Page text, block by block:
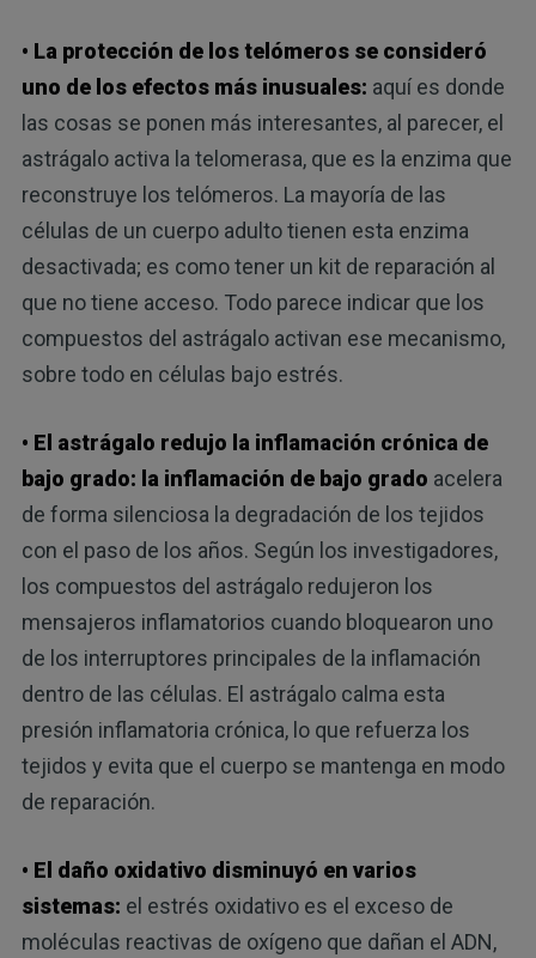
• La protección de los telómeros se consideró
uno de los efectos más inusuales: aquí es donde
las cosas se ponen más interesantes, al parecer, el
astrágalo activa la telomerasa, que es la enzima que
reconstruye los telómeros. La mayoría de las
células de un cuerpo adulto tienen esta enzima
desactivada; es como tener un kit de reparación al
que no tiene acceso. Todo parece indicar que los
compuestos del astrágalo activan ese mecanismo,
sobre todo en células bajo estrés.
• El astrágalo redujo la inflamación crónica de
bajo grado: la inflamación de bajo grado acelera
de forma silenciosa la degradación de los tejidos
con el paso de los años. Según los investigadores,
los compuestos del astrágalo redujeron los
mensajeros inflamatorios cuando bloquearon uno
de los interruptores principales de la inflamación
dentro de las células. El astrágalo calma esta
presión inflamatoria crónica, lo que refuerza los
tejidos y evita que el cuerpo se mantenga en modo
de reparación.
• El daño oxidativo disminuyó en varios
sistemas: el estrés oxidativo es el exceso de
moléculas reactivas de oxígeno que dañan el ADN,